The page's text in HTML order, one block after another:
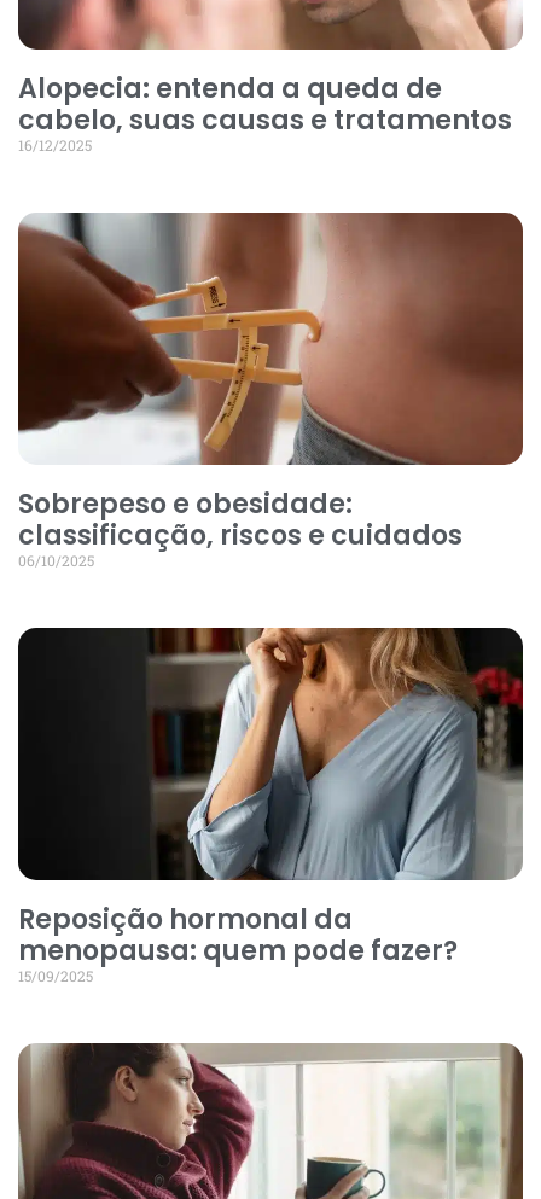
Alopecia: entenda a queda de
cabelo, suas causas e tratamentos
16/12/2025
Sobrepeso e obesidade:
classificação, riscos e cuidados
06/10/2025
Reposição hormonal da
menopausa: quem pode fazer?
15/09/2025